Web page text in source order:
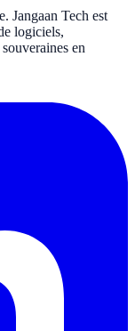
Jangaan Tech est
logiciels,
en